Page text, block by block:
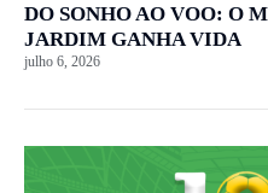
DO SONHO AO VOO: O
JARDIM GANHA VIDA
julho 6, 2026